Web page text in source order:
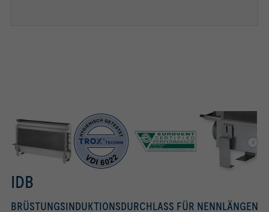
IDB
BRÜSTUNGSINDUKTIONSDURCHLASS FÜR NENNLÄNGEN